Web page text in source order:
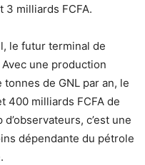
milliards FCFA.
le futur terminal de
une production
de GNL par an, le
400 milliards FCFA de
c’est une
dépendante du pétrole